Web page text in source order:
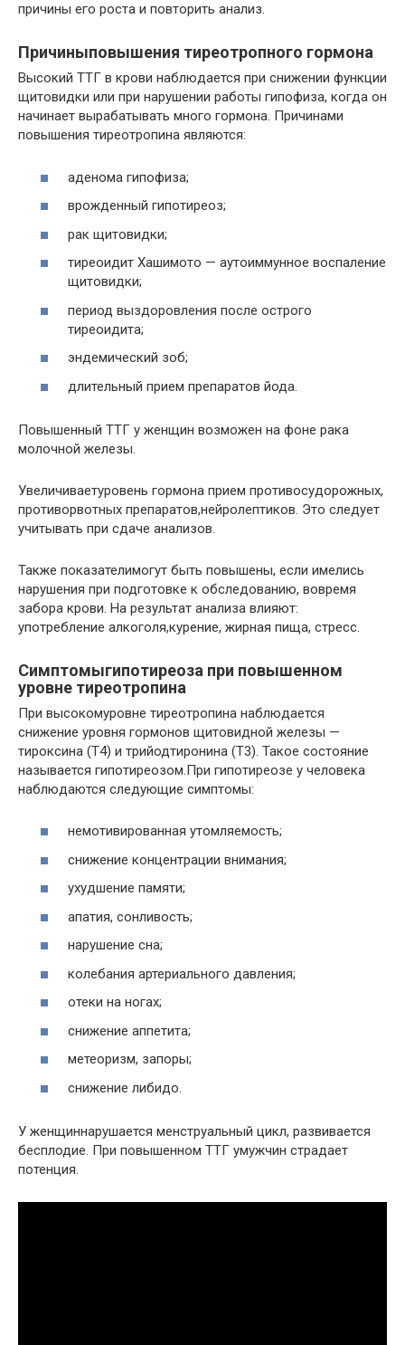
причины его роста и повторить анализ.
Причиныповышения тиреотропного гормона
Высокий ТТГ в крови наблюдается при снижении функции
щитовидки или при нарушении работы гипофиза, когда он
начинает вырабатывать много гормона. Причинами
повышения тиреотропина являются:
аденома гипофиза;
врожденный гипотиреоз;
рак щитовидки;
тиреоидит Хашимото — аутоиммунное воспаление
щитовидки;
период выздоровления после острого
тиреоидита;
эндемический зоб;
длительный прием препаратов йода.
Повышенный ТТГ у женщин возможен на фоне рака
молочной железы.
Увеличиваетуровень гормона прием противосудорожных,
противорвотных препаратов,нейролептиков. Это следует
учитывать при сдаче анализов.
Также показателимогут быть повышены, если имелись
нарушения при подготовке к обследованию, вовремя
забора крови. На результат анализа влияют:
употребление алкоголя,курение, жирная пища, стресс.
Симптомыгипотиреоза при повышенном
уровне тиреотропина
При высокомуровне тиреотропина наблюдается
снижение уровня гормонов щитовидной железы —
тироксина (Т4) и трийодтиронина (Т3). Такое состояние
называется гипотиреозом.При гипотиреозе у человека
наблюдаются следующие симптомы:
немотивированная утомляемость;
снижение концентрации внимания;
ухудшение памяти;
апатия, сонливость;
нарушение сна;
колебания артериального давления;
отеки на ногах;
снижение аппетита;
метеоризм, запоры;
снижение либидо.
У женщиннарушается менструальный цикл, развивается
бесплодие. При повышенном ТТГ умужчин страдает
потенция.